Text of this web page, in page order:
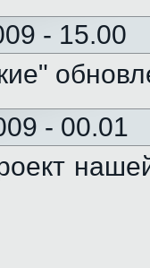
- 15.00
- 00.01